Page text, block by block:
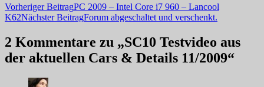
Beitragsnavigation
Vorheriger BeitragPC 2009 – Intel Core i7 960 – Lancool
K62Nächster BeitragForum abgeschaltet und verschenkt.
2 Kommentare zu „SC10 Testvideo aus
der aktuellen Cars & Details 11/2009“